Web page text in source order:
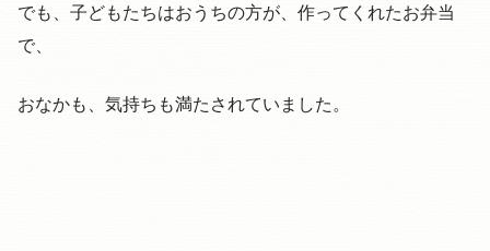
でも、子どもたちはおうちの方が、作ってくれたお弁当
で、
おなかも、気持ちも満たされていました。